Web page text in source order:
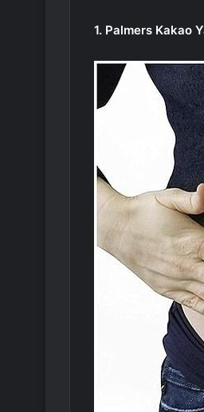
1. Palmers Kakao